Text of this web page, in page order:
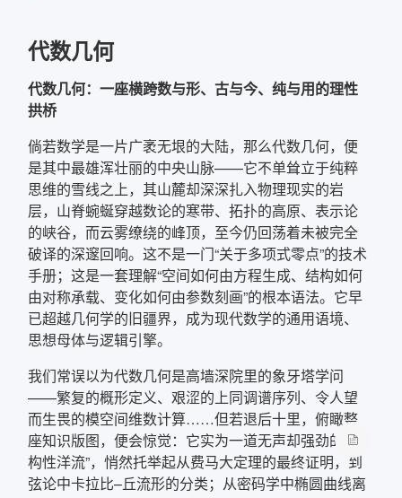
代数几何
代数几何：一座横跨数与形、古与今、纯与用的理性
拱桥
倘若数学是一片广袤无垠的大陆，那么代数几何，便
是其中最雄浑壮丽的中央山脉——它不单耸立于纯粹
思维的雪线之上，其山麓却深深扎入物理现实的岩
层，山脊蜿蜒穿越数论的寒带、拓扑的高原、表示论
的峡谷，而云雾缭绕的峰顶，至今仍回荡着未被完全
破译的深邃回响。这不是一门“关于多项式零点”的技术
手册；这是一套理解“空间如何由方程生成、结构如何
由对称承载、变化如何由参数刻画”的根本语法。它早
已超越几何学的旧疆界，成为现代数学的通用语境、
思想母体与逻辑引擎。
我们常误以为代数几何是高墙深院里的象牙塔学问
——繁复的概形定义、艰涩的上同调谱序列、令人望
而生畏的模空间维数计算……但若退后十里，俯瞰整
座知识版图，便会惊觉：它实为一道无声却强劲的“结
构性洋流”，悄然托举起从费马大定理的最终证明，到
弦论中卡拉比–丘流形的分类；从密码学中椭圆曲线离